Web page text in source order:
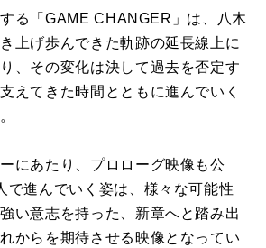
る「GAME CHANGER 」は、八木
上げ歩んできた軌跡の延長線上に
、その変化は決して過去を否定す
えてきた時間とともに進んでいく
にあたり、プロローグ映像も公
で進んでいく姿は、様々な可能性
い意志を持った、新章へと踏み出
からを期待させる映像となってい